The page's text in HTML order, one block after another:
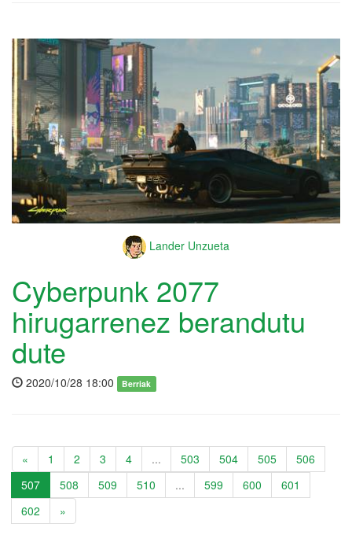
Lander Unzueta
Cyberpunk 2077
hirugarrenez berandutu
dute
2020/10/28 18:00 Berriak
« 1 2 3 4 ... 503 504 505
506
507
508 509 510 ... 599 600
601
602
»